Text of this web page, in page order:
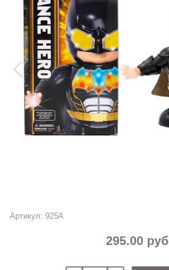
Артикул: 925A
295.00 руб